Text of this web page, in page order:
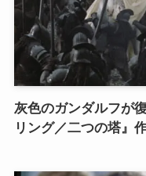
灰色のガンダルフが
リング／二つの塔』